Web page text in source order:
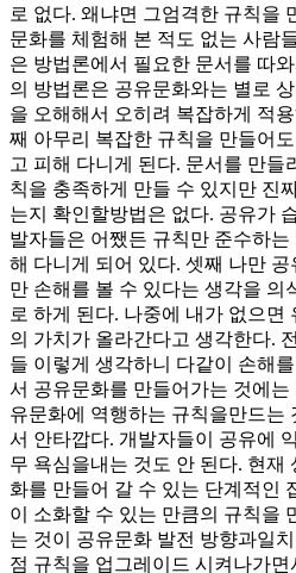
로 없다. 왜냐면 그엄격한 규칙을
문화를 체험해 본 적도 없는 사람
은 방법론에서 필요한 문서를 따
의 방법론은 공유문화와는 별로
을 오해해서 오히려 복잡하게 적
째 아무리 복잡한 규칙을 만들어
고 피해 다니게 된다. 문서를 만들
칙을 충족하게 만들 수 있지만 진
는지 확인할방법은 없다. 공유가
발자들은 어쨌든 규칙만 준수하는
해 다니게 되어 있다. 셋째 나만
만 손해를 볼 수 있다는 생각을 의
로 하게 된다. 나중에 내가 없으면
의 가치가 올라간다고 생각한다.
들 이렇게 생각하니 다같이 손해
서 공유문화를 만들어가는 것에
유문화에 역행하는 규칙을만드는
서 안타깝다. 개발자들이 공유에
무 욕심을내는 것도 안 된다. 현재
화를 만들어 갈 수 있는 단계적인
이 소화할 수 있는 만큼의 규칙을
는 것이 공유문화 발전 방향과일
점 규칙을 업그레이드 시켜나가